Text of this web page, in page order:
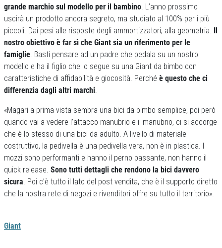
grande marchio sul modello per il bambino. L’anno prossimo
uscirà un prodotto ancora segreto, ma studiato al 100% per i più
piccoli. Dai pesi alle risposte degli ammortizzatori, alla geometria. Il
nostro obiettivo è far sì che Giant sia un riferimento per le
famiglie. Basti pensare ad un padre che pedala su un nostro
modello e ha il figlio che lo segue su una Giant da bimbo con
caratteristiche di affidabilità e giocosità. Perché è questo che ci
differenzia dagli altri marchi.
«Magari a prima vista sembra una bici da bimbo semplice, poi però
quando vai a vedere l’attacco manubrio e il manubrio, ci si accorge
che è lo stesso di una bici da adulto. A livello di materiale
costruttivo, la pedivella è una pedivella vera, non è in plastica. I
mozzi sono performanti e hanno il perno passante, non hanno il
quick release. Sono tutti dettagli che rendono la bici davvero
sicura. Poi c’è tutto il lato del post vendita, che è il supporto diretto
che la nostra rete di negozi e rivenditori offre su tutto il territorio».
Giant